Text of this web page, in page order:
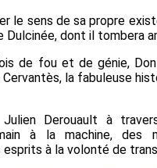
le sens de sa propre
dont il tombera
de fou et de génie,
la fabuleuse
Julien Derouault à
à la machine,
à la volonté de